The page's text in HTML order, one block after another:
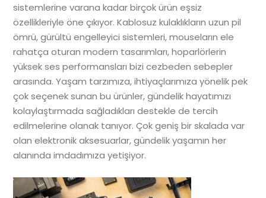
sistemlerine varana kadar birçok ürün eşsiz
özellikleriyle öne çıkıyor. Kablosuz kulaklıkların uzun pil
ömrü, gürültü engelleyici sistemleri, mouseların ele
rahatça oturan modern tasarımları, hoparlörlerin
yüksek ses performansları bizi cezbeden sebepler
arasında. Yaşam tarzımıza, ihtiyaçlarımıza yönelik pek
çok seçenek sunan bu ürünler, gündelik hayatımızı
kolaylaştırmada sağladıkları destekle de tercih
edilmelerine olanak tanıyor. Çok geniş bir skalada var
olan elektronik aksesuarlar, gündelik yaşamın her
alanında imdadımıza yetişiyor.